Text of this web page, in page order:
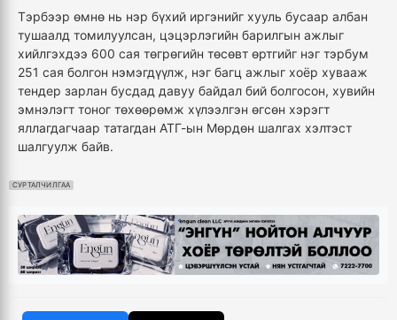
Тэрбээр өмнө нь нэр бүхий иргэнийг хууль бусаар албан
тушаалд томилуулсан, цэцэрлэгийн барилгын ажлыг
хийлгэхдээ 600 сая төгрөгийн төсөвт өртгийг нэг тэрбум
251 сая болгон нэмэгдүүлж, нэг багц ажлыг хоёр хувааж
тендер зарлан бусдад давуу байдал бий болгосон, хувийн
эмнэлэгт тоног төхөөрөмж хүлээлгэн өгсөн хэрэгт
яллагдагчаар татагдан АТГ-ын Мөрдөн шалгах хэлтэст
шалгуулж байв.
СУРТАЛЧИЛГАА